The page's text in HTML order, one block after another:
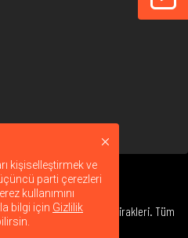
bağlı kuruluşları ve iştirakleri. Tüm
kişiselleştirmek ve
parti çerezleri
kullanımını
bilgi için Gizlilik